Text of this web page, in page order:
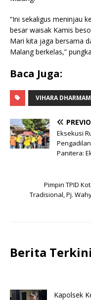
“Ini sekaligus meninjau
besar waisak Kamis
Mari kita jaga bersama
Malang berkelas,”
Baca Juga:
VIHARA
Eksekusi
Panitera:
Pimpin TPID
Tradisional, Pj.
Berita Terkini
Kapolsek